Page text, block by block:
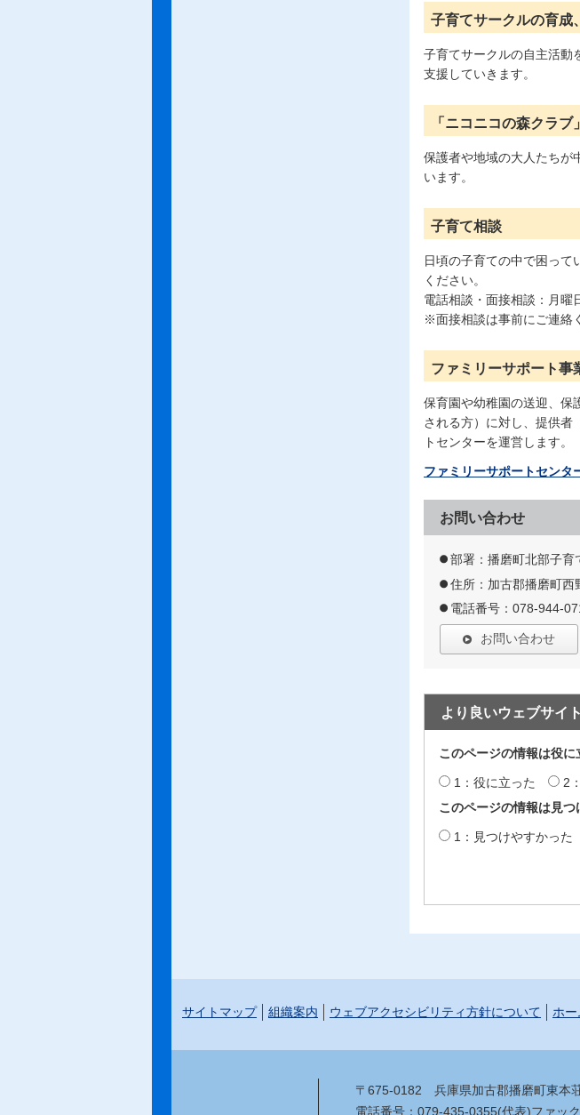
子育てサークルの育成
子育てサークルの自主活動
支援していきます。
「ニコニコの森クラブ
保護者や地域の大人たちが
います。
子育て相談
日頃の子育ての中で困って
ください。
電話相談・面接相談：月曜
※面接相談は事前にご連絡
ファミリーサポート事
保育園や幼稚園の送迎、保
される方）に対し、提供者
トセンターを運営します。
ファミリーサポートセンタ
お問い合わせ
部署：播磨町北部子育
住所：加古郡播磨町西
電話番号：078-944-
お問い合わせ
より良いウェブサイ
このページの情報は役に
1：役に立った 2
このページの情報は見つ
1：見つけやすかった
サイトマップ 組織案内 ウェブアクセシビリティ方針について ホー
〒675-0182 兵庫県加古郡播磨町東本
電話番号：079-435-0355(代表)ファッ